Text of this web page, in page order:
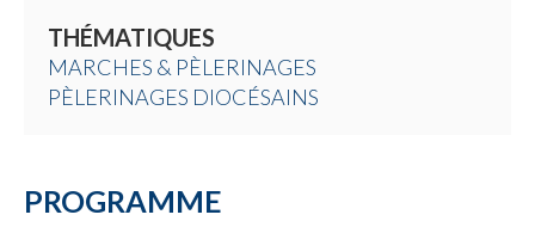
THÉMATIQUES
MARCHES & PÈLERINAGES
PÈLERINAGES DIOCÉSAINS
PROGRAMME